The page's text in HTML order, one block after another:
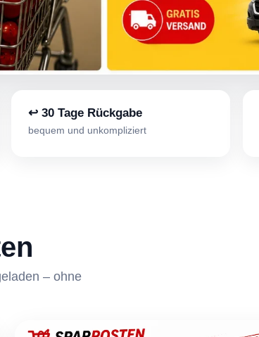
↩ 30 Tage Rückgabe
bequem und unkompliziert
– ohne